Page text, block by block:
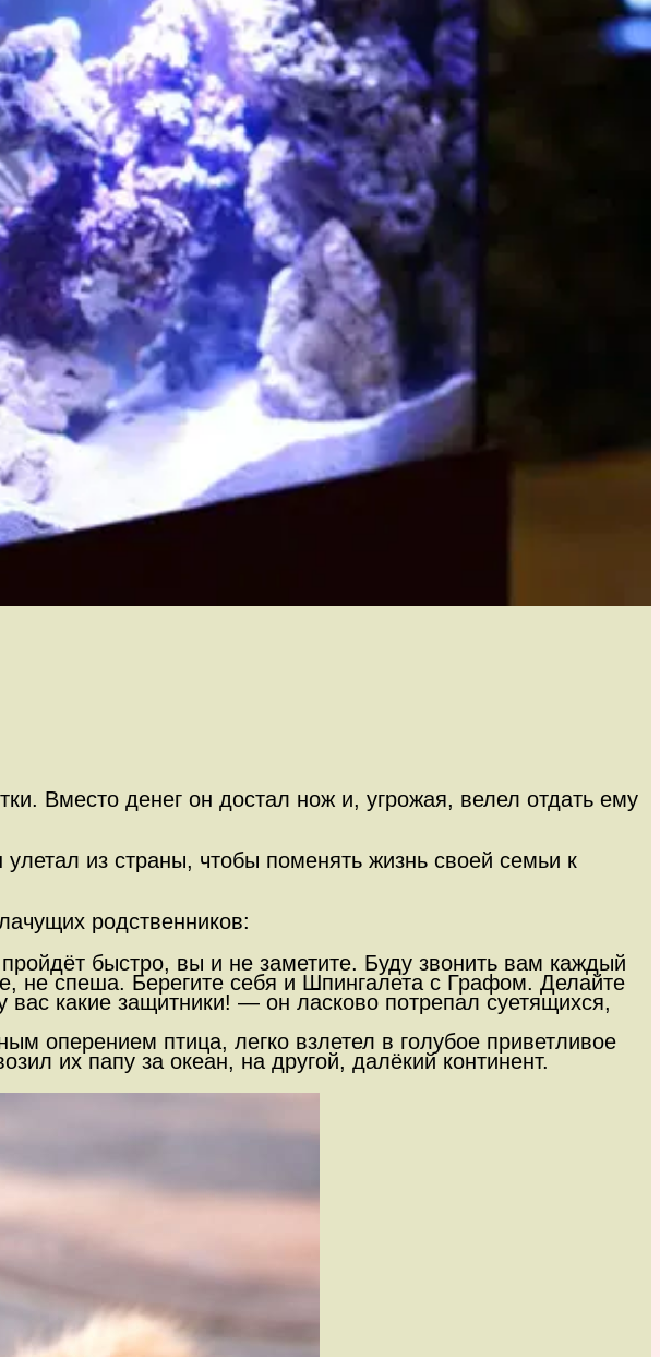
Вместо денег он достал нож и, угрожая, велел отдать ему
из страны, чтобы поменять жизнь своей семьи к
родственников:
быстро, вы и не заметите. Буду звонить вам каждый
не спеша. Берегите себя и Шпингалета с Графом. Делайте
какие защитники! — он ласково потрепал суетящихся,
оперением птица, легко взлетел в голубое приветливое
их папу за океан, на другой, далёкий континент.